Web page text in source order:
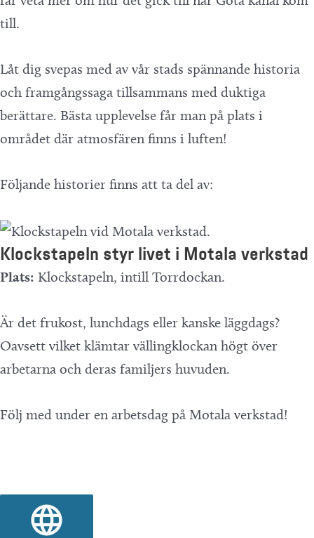
till.
Låt dig svepas med av vår stads spännande historia
och framgångssaga tillsammans med duktiga
berättare. Bästa upplevelse får man på plats i
området där atmosfären finns i luften!
Följande historier finns att ta del av:
Klockstapeln styr livet i Motala verkstad
Plats: Klockstapeln, intill Torrdockan.
Är det frukost, lunchdags eller kanske läggdags?
Oavsett vilket klämtar vällingklockan högt över
arbetarna och deras familjers huvuden.
Följ med under en arbetsdag på Motala verkstad!